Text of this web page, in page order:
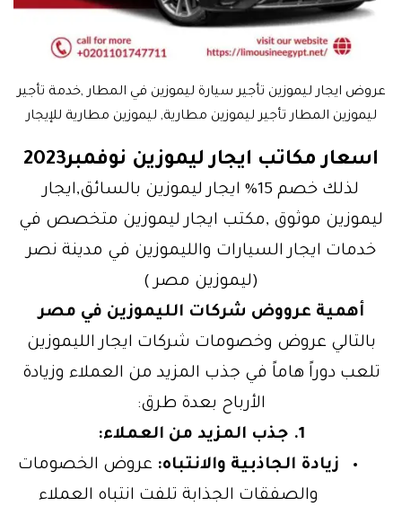
عروض ايجار ليموزين تأجير سيارة ليموزين في المطار ,خدمة تأجير
ليموزين المطار تأجير ليموزين مطارية, ليموزين مطارية للإيجار
اسعار مكاتب ايجار ليموزين نوفمبر2023
لذلك خصم 15% ايجار ليموزين بالسائق,ايجار
ليموزين موثوق ,مكتب ايجار ليموزين متخصص في
خدمات ايجار السيارات والليموزين في مدينة نصر
(ليموزين مصر )
أهمية عرووض شركات الليموزين في مصر
بالتالي عروض وخصومات شركات ايجار الليموزين
تلعب دوراً هاماً في جذب المزيد من العملاء وزيادة
الأرباح بعدة طرق:
1. جذب المزيد من العملاء:
زيادة الجاذبية والانتباه: عروض الخصومات
والصفقات الجذابة تلفت انتباه العملاء